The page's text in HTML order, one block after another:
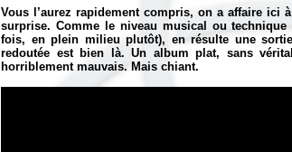
Vous l’aurez rapidement compris, on a affaire ici
surprise. Comme le niveau musical ou technique
fois, en plein milieu plutôt), en résulte une
redoutée est bien là. Un album plat, sans
horriblement mauvais. Mais chiant.